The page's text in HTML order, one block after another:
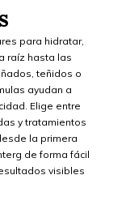
para hidratar,
raíz hasta las
teñidos o
ayudan a
Elige entre
y tratamientos
la primera
de forma fácil
visibles